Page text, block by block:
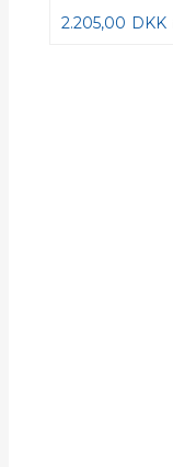
2.205,00 DKK